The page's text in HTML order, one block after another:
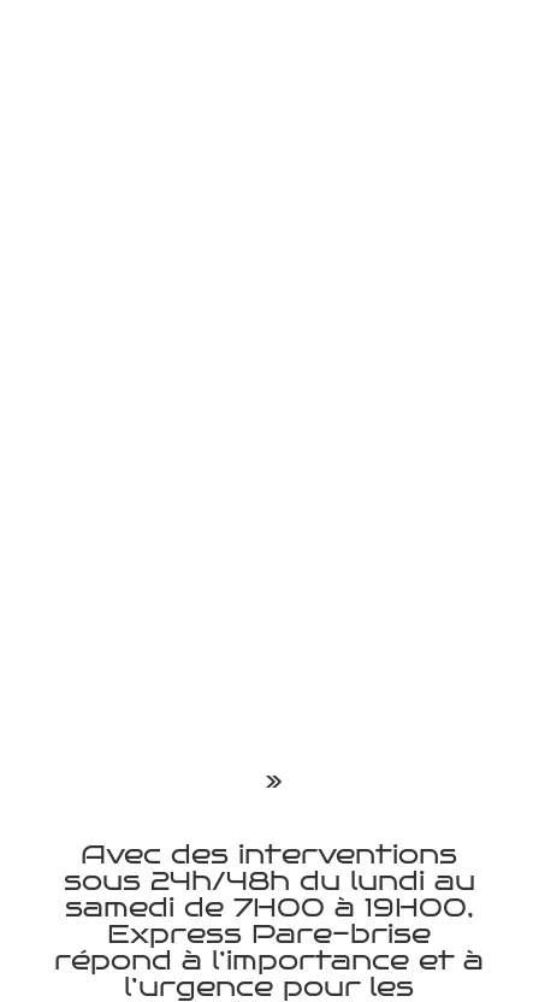
»
Avec des interventions
sous 24h/48h du lundi au
samedi de 7H00 à 19H00,
Express Pare-brise
répond à l’importance et à
l’urgence pour les